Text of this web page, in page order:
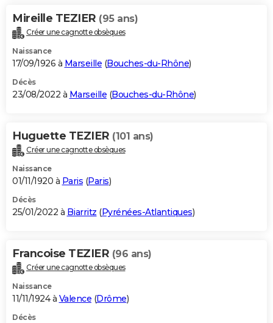
Mireille TEZIER (95 ans)
Créer une cagnotte obsèques
Naissance
17/09/1926 à Marseille (Bouches-du-Rhône)
Décès
23/08/2022 à Marseille (Bouches-du-Rhône)
Huguette TEZIER (101 ans)
Créer une cagnotte obsèques
Naissance
01/11/1920 à Paris (Paris)
Décès
25/01/2022 à Biarritz (Pyrénées-Atlantiques)
Francoise TEZIER (96 ans)
Créer une cagnotte obsèques
Naissance
11/11/1924 à Valence (Drôme)
Décès